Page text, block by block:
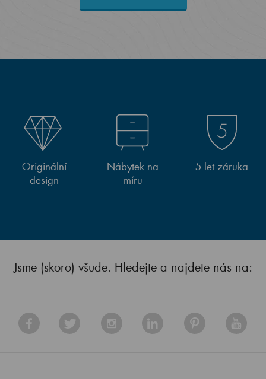
Originální
design
Nábytek na
míru
5 let záruka
Jsme (skoro) všude. Hledejte a najdete nás na: